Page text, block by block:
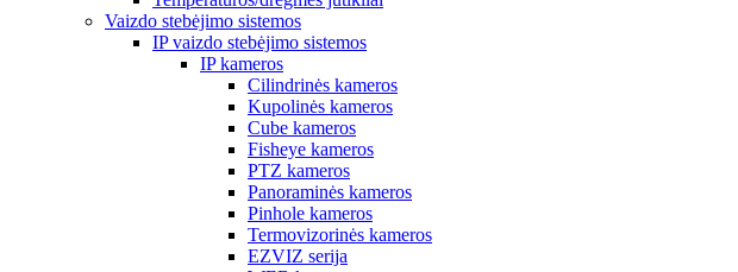
Vaizdo stebėjimo sistemos
IP vaizdo stebėjimo sistemos
IP kameros
Cilindrinės kameros
Kupolinės kameros
Cube kameros
Fisheye kameros
PTZ kameros
Panoraminės kameros
Pinhole kameros
Termovizorinės kameros
EZVIZ serija